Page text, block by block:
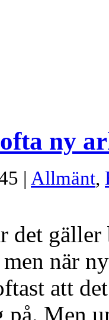
ny
| Allmänt,
det gäller
men när
att
Men